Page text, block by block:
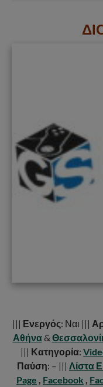
||| Ενεργός: Ναι |||
Αθήνα&
||| Κατηγορία:
Παύση: – ||| Λίστα
Page
Facebook